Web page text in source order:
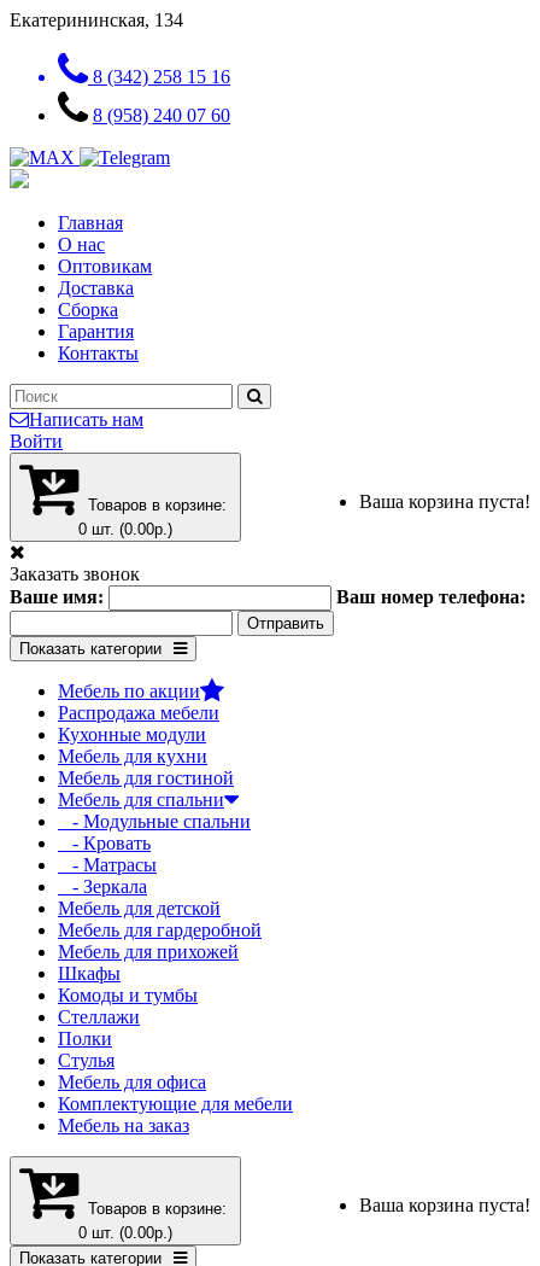
Екатерининская, 134
8 (342) 258 15 16
8 (958) 240 07 60
Главная
О нас
Оптовикам
Доставка
Сборка
Гарантия
Контакты
Написать нам
Войти
Товаров в корзине:
0 шт. (0.00р.)
Ваша корзина пуста!
Заказать звонок
Ваше имя:
Ваш номер телефона:
Показать категории
Мебель по акции
Распродажа мебели
Кухонные модули
Мебель для кухни
Мебель для гостиной
Мебель для спальни
- Модульные спальни
- Кровать
- Матрасы
- Зеркала
Мебель для детской
Мебель для гардеробной
Мебель для прихожей
Шкафы
Комоды и тумбы
Стеллажи
Полки
Стулья
Мебель для офиса
Комплектующие для мебели
Мебель на заказ
Товаров в корзине:
0 шт. (0.00р.)
Ваша корзина пуста!
Показать категории